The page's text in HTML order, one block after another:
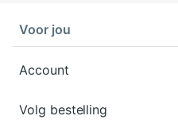
Voor jou
Account
Volg bestelling